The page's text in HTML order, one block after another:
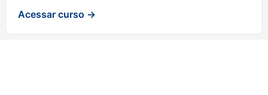
Acessar curso →